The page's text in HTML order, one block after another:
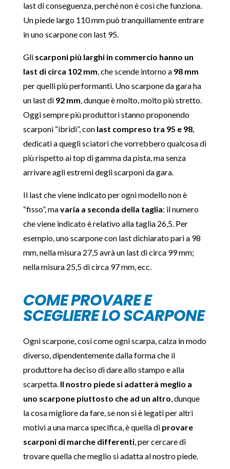
last di conseguenza, perché non è così che funziona.
Un piede largo 110 mm può tranquillamente entrare
in uno scarpone con last 95.
Gli scarponi più larghi in commercio hanno un
last di circa 102 mm, che scende intorno a 98 mm
per quelli più performanti. Uno scarpone da gara ha
un last di 92 mm, dunque è molto, molto più stretto.
Oggi sempre più produttori stanno proponendo
scarponi “ibridi”, con last compreso tra 95 e 98,
dedicati a quegli sciatori che vorrebbero qualcosa di
più rispetto ai top di gamma da pista, ma senza
arrivare agli estremi degli scarponi da gara.
Il last che viene indicato per ogni modello non è
“fisso”, mavaria a seconda della taglia: il numero
che viene indicato è relativo alla taglia 26,5. Per
esempio, uno scarpone con last dichiarato pari a 98
mm, nella misura 27,5 avrà un last di circa 99 mm;
nella misura 25,5 di circa 97 mm, ecc.
COME PROVARE E
SCEGLIERE LO SCARPONE
Ogni scarpone, così come ogni scarpa, calza in modo
diverso, dipendentemente dalla forma che il
produttore ha deciso di dare allo stampo e alla
scarpetta. Il nostro piede si adatterà meglio a
uno scarpone piuttosto che ad un altro, dunque
la cosa migliore da fare, se non si è legati per altri
motivi a una marca specifica, è quella di provare
scarponi di marche differenti, per cercare di
trovare quella che meglio si adatta al nostro piede.